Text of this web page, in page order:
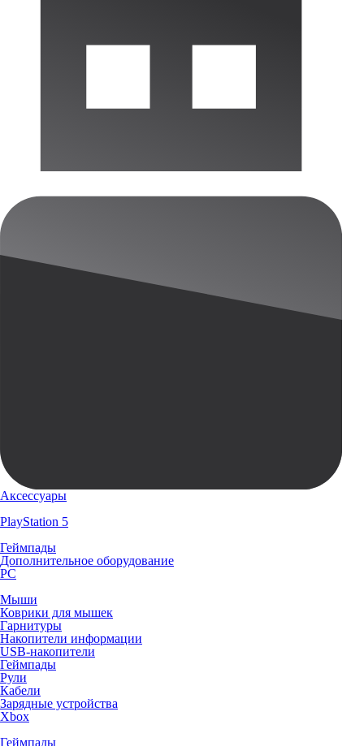
Аксессуары
PlayStation 5
Геймпады
Дополнительное оборудование
PC
Мыши
Коврики для мышек
Гарнитуры
Накопители информации
USB-накопители
Геймпады
Рули
Кабели
Зарядные устройства
Xbox
Геймпады